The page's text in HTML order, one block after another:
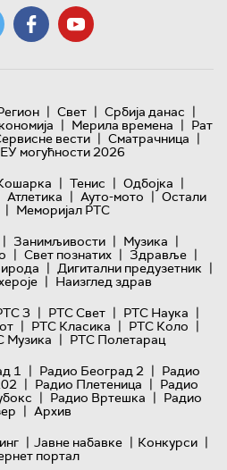
| Свет | Србија данас |
| Мерила времена | Рат
вести | Сматрачница |
ЕУ могућности 2026
| Тенис | Одбојка |
Атлетика | Ауто-мото | Остали
| Меморијал РТС
| Занимљивости | Музика |
| Свет познатих | Здравље |
| Дигитални предузетник |
| Наизглед здрав
3 | РТС Свет | РТС Наука |
| РТС Класика | РТС Коло |
Музика | РТС Полетарац
1 | Радио Београд 2 | Радио
| Радио Плетеница | Радио
| Радио Вртешка | Радио
| Архив
| Јавне набавке | Конкурси |
портал